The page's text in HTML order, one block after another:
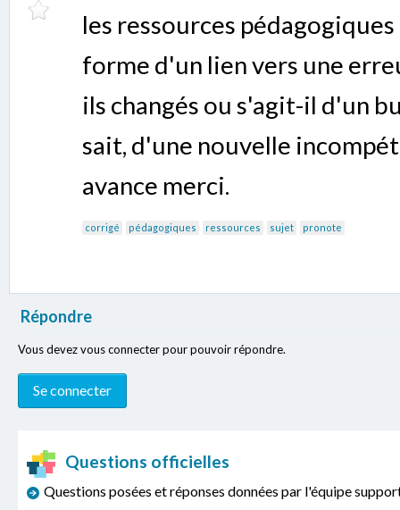
les ressources
forme d'un lien vers une
ils changés ou s'agit-il d'un
sait, d'une nouvelle
avance merci.
corrigé pédagogiques ressources sujet pronote
Répondre
Vous devez vous connecter pour pouvoir répondre.
Questions officielles
Questions posées et réponses données par l'équipe